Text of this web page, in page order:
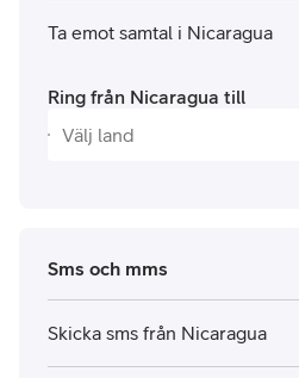
Ta emot samtal i Nicaragua
Ring från Nicaragua till
Sms och mms
Skicka sms från Nicaragua